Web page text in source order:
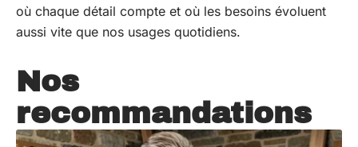
où chaque détail compte et où les besoins évoluent
aussi vite que nos usages quotidiens.
Nos
recommandations